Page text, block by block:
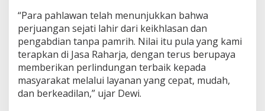
“Para pahlawan telah menunjukkan bahwa
perjuangan sejati lahir dari keikhlasan dan
pengabdian tanpa pamrih. Nilai itu pula yang kami
terapkan di Jasa Raharja, dengan terus berupaya
memberikan perlindungan terbaik kepada
masyarakat melalui layanan yang cepat, mudah,
dan berkeadilan,” ujar Dewi.